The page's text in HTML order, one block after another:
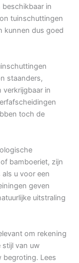
in
tuinschuttingen
kunnen dus goed
staanders,
in
toch de
bamboeriet, zijn
als u voor een
geven
uitstraling
om rekening
van uw
begroting. Lees